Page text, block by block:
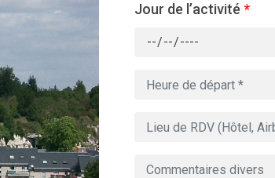
Jour de l’activité *